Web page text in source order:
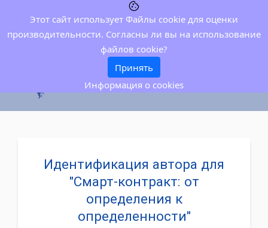
Идентификация автора для
"Смарт-контракт: от
определения к
определенности"
Этот сайт использует Файлы cookie для оценки
производительности. Согласны ли вы на использование
файлов cookie?
Принять
Информация о cookies